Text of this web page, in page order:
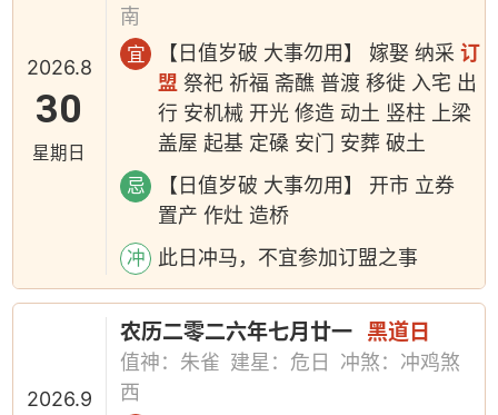
2026.8
30
星期日
南
宜 【日值岁破 大事勿用】 嫁娶 纳采订
盟 祭祀 祈福 斋醮 普渡 移徙 入宅 出
行 安机械 开光 修造 动土 竖柱 上梁
盖屋 起基 定磉 安门 安葬 破土
忌
【日值岁破 大事勿用】 开市 立券
置产 作灶 造桥
冲 此日冲马，不宜参加订盟之事
2026.9
农历二零二六年七月廿一 黑道日
值神：朱雀 建星：危日
冲煞：冲鸡煞
西